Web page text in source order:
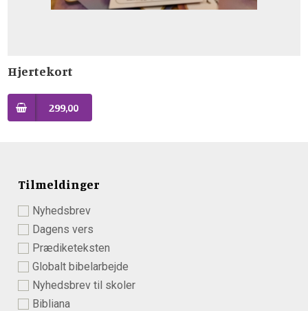
Hjertekort
299,00
Tilmeldinger
Nyhedsbrev
Dagens vers
Prædiketeksten
Globalt bibelarbejde
Nyhedsbrev til skoler
Bibliana